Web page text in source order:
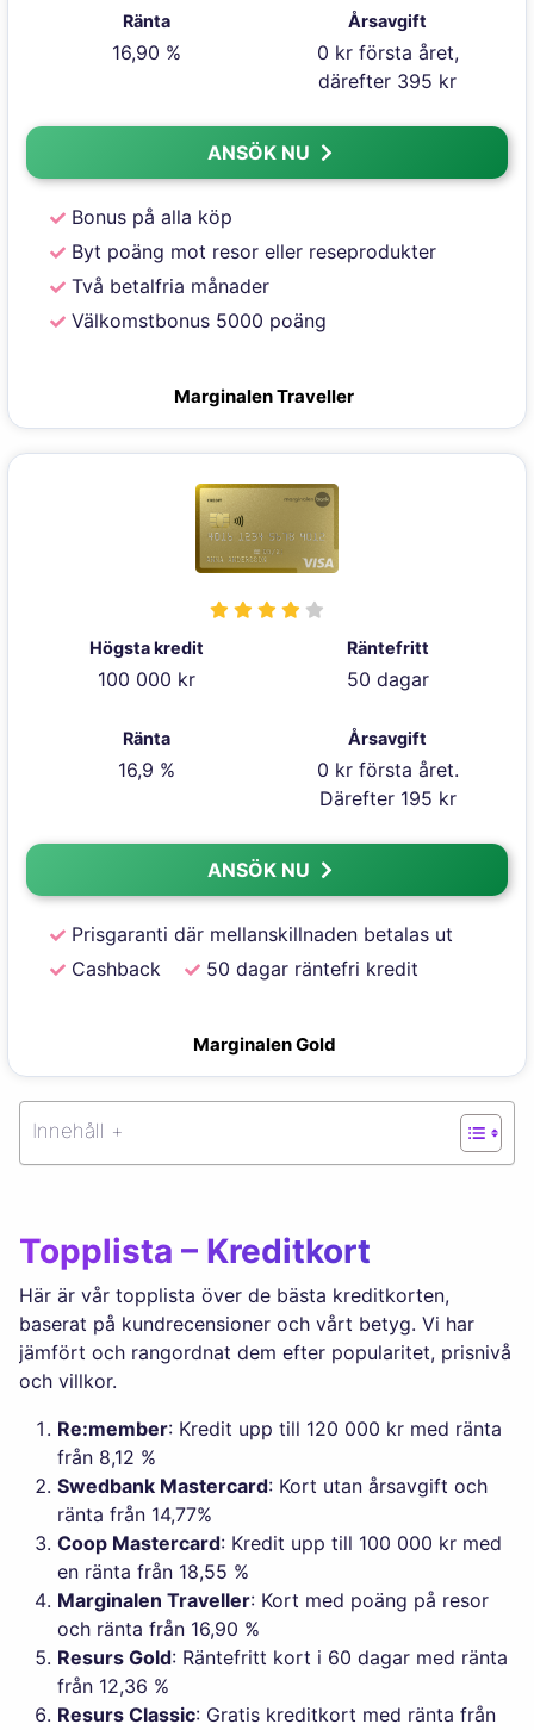
Ränta
16,90 %
Årsavgift
0 kr första året,
därefter 395 kr
ANSÖK NU
Bonus på alla köp
Byt poäng mot resor eller reseprodukter
Två betalfria månader
Välkomstbonus 5000 poäng
Marginalen Traveller
Högsta kredit
100 000 kr
Räntefritt
50 dagar
Ränta
16,9 %
Årsavgift
0 kr första året.
Därefter 195 kr
ANSÖK NU
Prisgaranti där mellanskillnaden betalas ut
Cashback
50 dagar räntefri kredit
Marginalen Gold
Innehåll +
Topplista – Kreditkort
Här är vår topplista över de bästa kreditkorten,
baserat på kundrecensioner och vårt betyg. Vi har
jämfört och rangordnat dem efter popularitet, prisnivå
och villkor.
Re:member: Kredit upp till 120 000 kr med ränta
från 8,12 %
Swedbank Mastercard: Kort utan årsavgift och
ränta från 14,77%
Coop Mastercard: Kredit upp till 100 000 kr med
en ränta från 18,55 %
Marginalen Traveller: Kort med poäng på resor
och ränta från 16,90 %
Resurs Gold: Räntefritt kort i 60 dagar med ränta
från 12,36 %
Resurs Classic: Gratis kreditkort med ränta från